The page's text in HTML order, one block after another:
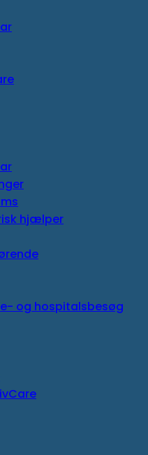
hjælper
og hospitalsbesøg